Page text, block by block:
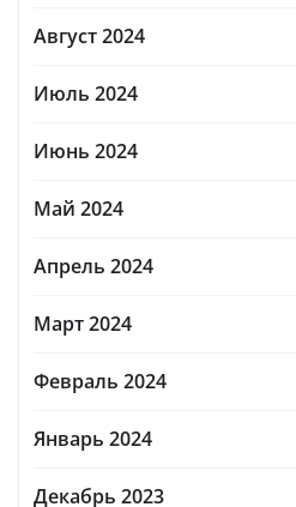
Август 2024
Июль 2024
Июнь 2024
Май 2024
Апрель 2024
Март 2024
Февраль 2024
Январь 2024
Декабрь 2023